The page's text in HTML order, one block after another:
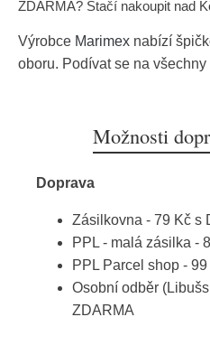
ZDARMA? Stačí nakoupit nad
Výrobce Marimex nabízí
oboru. Podívat se na
Možnosti
Doprava
Zásilkovna - 79 Kč s
PPL - malá zásilka -
PPL Parcel shop -
Osobní odběr
ZDARMA